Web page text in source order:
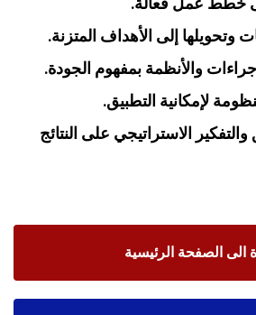
وتحويلها إلى الأهداف المتزنة.
والأنظمة بمفهوم الجودة.
لإمكانية التطبيق.
الاستراتيجي على النتائج
الى الصفحة الرئيسية